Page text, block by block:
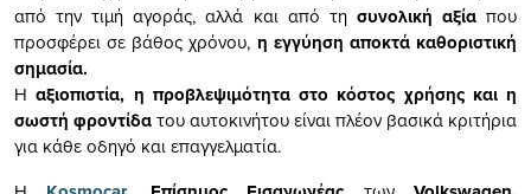
από την τιμή αγοράς, αλλά και από τη συνολική αξίαπου
προσφέρει σε βάθος χρόνου, η εγγύηση αποκτά καθοριστική
σημασία.
Ηαξιοπιστία, η προβλεψιμότητα στο κόστος χρήσης και η
σωστή φροντίδατου αυτοκινήτου είναι πλέον βασικά κριτήρια
για κάθε οδηγό και επαγγελματία.